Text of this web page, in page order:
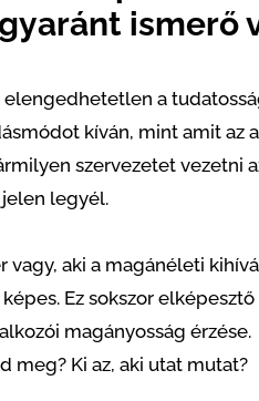
ismerő
elengedhetetlen a
kíván, mint amit az
szervezetet vezetni
legyél.
vagy, aki a magánéleti
Ez sokszor
magányosság érzése.
meg? Ki az, aki utat mutat?